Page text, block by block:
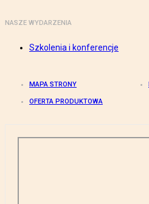
NASZE WYDARZENIA
Szkolenia i konferencje
MAPA STRONY
OFERTA PRODUKTOWA